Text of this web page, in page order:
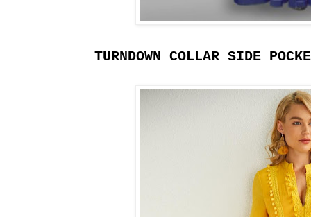
TURNDOWN COLLAR SIDE